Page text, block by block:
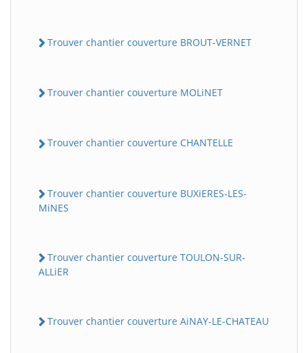
Trouver chantier couverture BROUT-VERNET
Trouver chantier couverture MOLiNET
Trouver chantier couverture CHANTELLE
Trouver chantier couverture BUXiERES-LES-
MiNES
Trouver chantier couverture TOULON-SUR-
ALLiER
Trouver chantier couverture AiNAY-LE-CHATEAU